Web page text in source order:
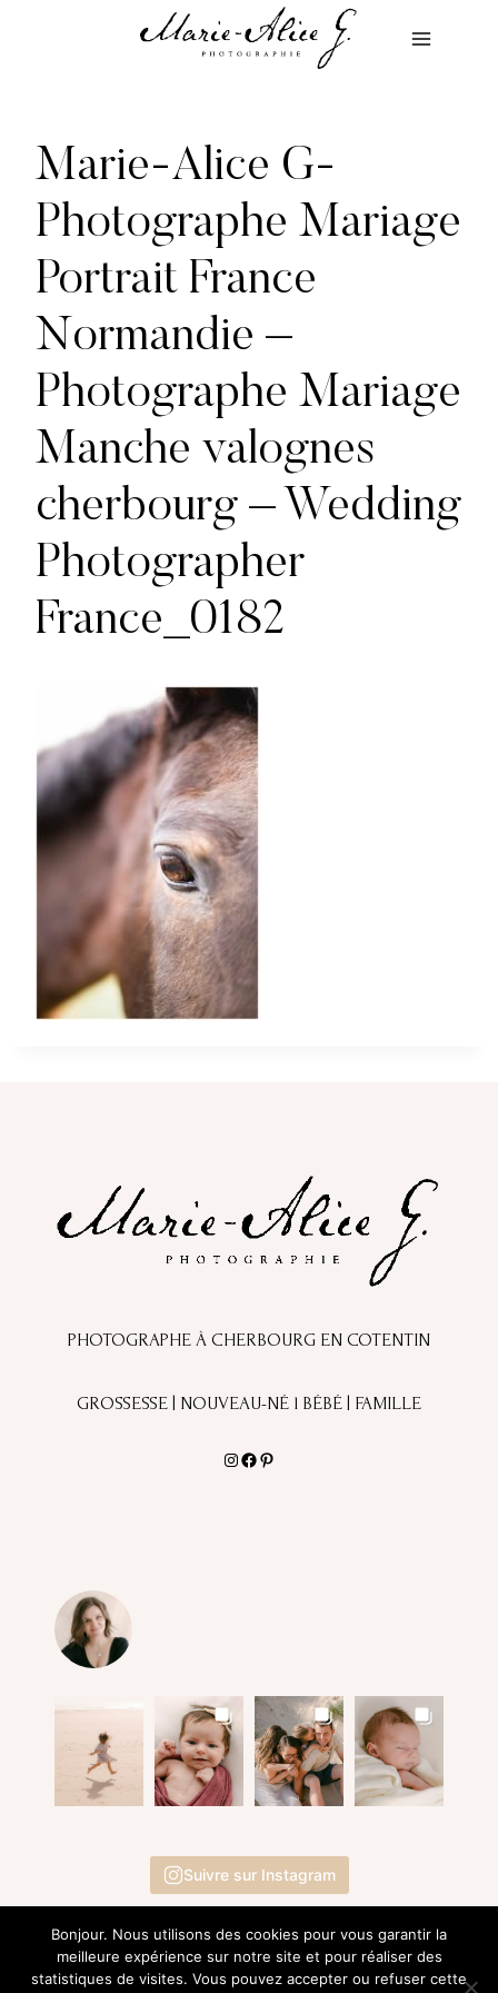
Marie-Alice G-
Photographe Mariage
Portrait France
Normandie –
Photographe Mariage
Manche valognes
cherbourg – Wedding
Photographer
France_0182
PHOTOGRAPHE À CHERBOURG EN COTENTIN
GROSSESSE | NOUVEAU-NÉ l BÉBÉ | FAMILLE
Instagram
Facebook
Pinterest
Suivre sur Instagram
Bonjour. Nous utilisons des cookies pour vous garantir la
meilleure expérience sur notre site et pour réaliser des
statistiques de visites. Vous pouvez accepter ou refuser cette